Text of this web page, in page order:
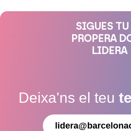
SIGUES TU
PROPERA
LIDERA
Deixa'ns el teu